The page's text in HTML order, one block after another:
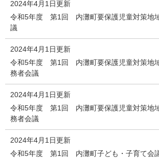
2024年4月1日更新
令和5年度 第1回 内灘町要保護児童対策地
議
2024年4月1日更新
令和5年度 第1回 内灘町要保護児童対策地
務者会議
2024年4月1日更新
令和5年度 第1回 内灘町要保護児童対策地
務者会議
2024年4月1日更新
令和5年度 第1回 内灘町子ども・子育て会